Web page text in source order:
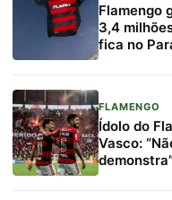
Flamengo
3,4
fica no
FLAMENGO
Ídolo do
Vasco: